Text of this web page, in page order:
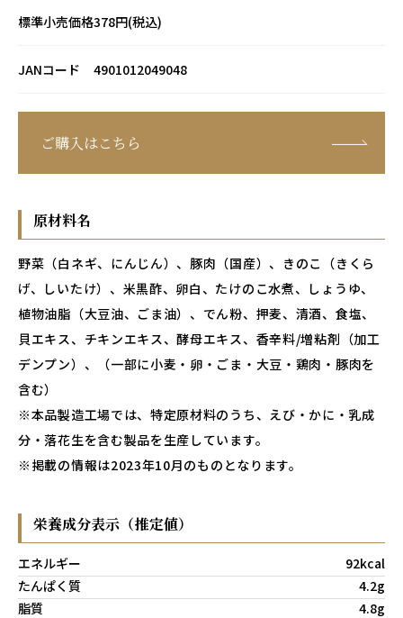
標準小売価格378円(税込)
JANコード 4901012049048
ご購入はこちら
原材料名
野菜（白ネギ、にんじん）、豚肉（国産）、きのこ（きくら
げ、しいたけ）、米黒酢、卵白、たけのこ水煮、しょうゆ、
植物油脂（大豆油、ごま油）、でん粉、押麦、清酒、食塩、
貝エキス、チキンエキス、酵母エキス、香辛料/増粘剤（加工
デンプン）、（一部に小麦・卵・ごま・大豆・鶏肉・豚肉を
含む）
※本品製造工場では、特定原材料のうち、えび・かに・乳成
分・落花生を含む製品を生産しています。
※掲載の情報は2023年10月のものとなります。
栄養成分表示（推定値）
エネルギー
92kcal
たんぱく質
4.2g
脂質
4.8g